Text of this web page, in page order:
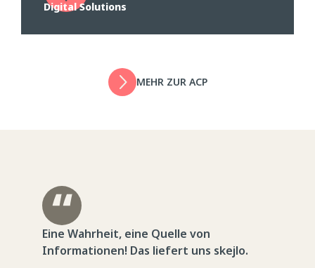
Digital Solutions
MEHR ZUR ACP
Eine Wahrheit, eine Quelle von
Informationen! Das liefert uns skejlo.